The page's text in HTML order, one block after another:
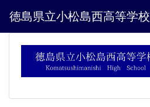
徳島県立小松島西高等学校